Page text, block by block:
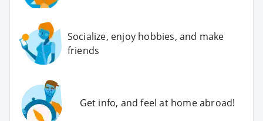
Socialize, enjoy hobbies, and make
friends
Get info, and feel at home abroad!